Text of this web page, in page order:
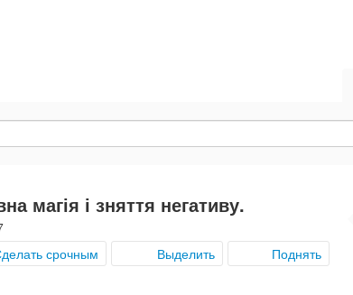
магія і зняття негативу.
срочным Выделить Поднять